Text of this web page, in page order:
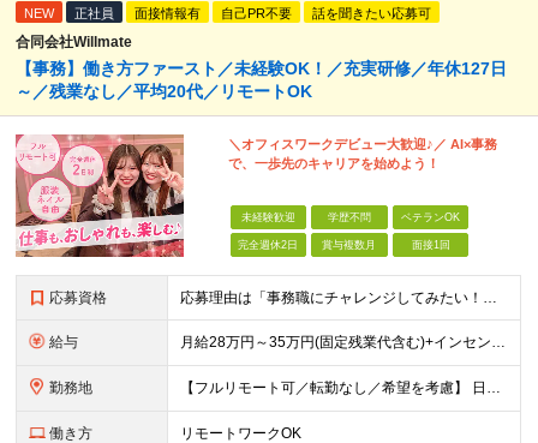
NEW 正社員 面接情報有 自己PR不要 話を聞きたい応募可
合同会社Willmate
【事務】働き方ファースト／未経験OK！／充実研修／年休127日
～／残業なし／平均20代／リモートOK
＼オフィスワークデビュー大歓迎♪／ AI×事務
で、一歩先のキャリアを始めよう！
未経験歓迎 学歴不問 ベテランOK
完全週休2日 賞与複数月 面接1回
応募資格 応募理由は「事務職にチャレンジしてみたい！」でOK！ #学歴不問 #未経験OK #第二新卒歓迎 ★1つでも当てはまれば、マッチング率高め★ □ オフィスワークデビューしたい方 □ 人をサポートする
給与 月給28万円～35万円(固定残業代含む)+インセンティブ＋各種手当 ※経験・能力等を考慮の上、決定します。 ※残業はほとんどありませんが、発生した場合は時間外手当を100％支給します。 【固定残業
勤務地 【フルリモート可／転勤なし／希望を考慮】 日本47都道府県、どこでも就業可能！ （東京・神奈川・埼玉・千葉・北海道・宮城・愛知・大阪・福岡・新潟など 各拠点近郊のプロジェクト先） 【Point】
働き方 リモートワークOK